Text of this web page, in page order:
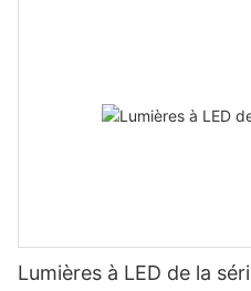
Lumières à LED de la